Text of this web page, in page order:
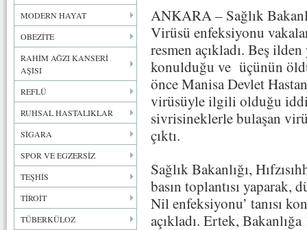
MODERN HAYAT
OBEZİTE
RAHİM AĞZI KANSERİ
AŞISI
REFLÜ
RUHSAL HASTALIKLAR
SİGARA
SPOR VE EGZERSİZ
TEŞHİS
TİROİT
TÜBERKÜLOZ
ANKARA – Sağlık
Virüsü enfeksiyonu
resmen açıkladı. Beş
konulduğu ve üçünün
önce Manisa Devlet
virüsüyle ilgili olduğu
sivrisineklerle bulaşan
çıktı.
Sağlık Bakanlığı,
basın toplantısı yaparak,
Nil enfeksiyonu’ tanısı
açıkladı. Ertek,